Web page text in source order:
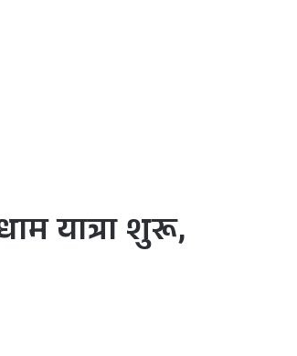
यात्रा शुरू,